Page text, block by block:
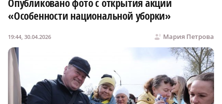
Опубликовано фото с открытия акции
«Особенности национальной уборки»
Мария Петрова
19:44, 30.04.2026